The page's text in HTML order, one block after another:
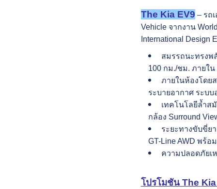
The Kia EV9 – รถ
Vehicle จากงาน
International Design
สมรรถนะทรงพ
100 กม./ชม. ภายใน
ภายในห้องโดย
ระบายอากาศ ระบบ
เทคโนโลยีล้ำส
กล้อง Surround
ระยะทางขับขี่ย
GT-Line AWD พร้อ
ความปลอดภัยเ
โปรโมชัน The